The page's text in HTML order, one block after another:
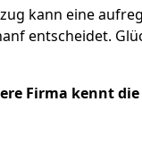
kann eine
entscheidet.
Firma kennt